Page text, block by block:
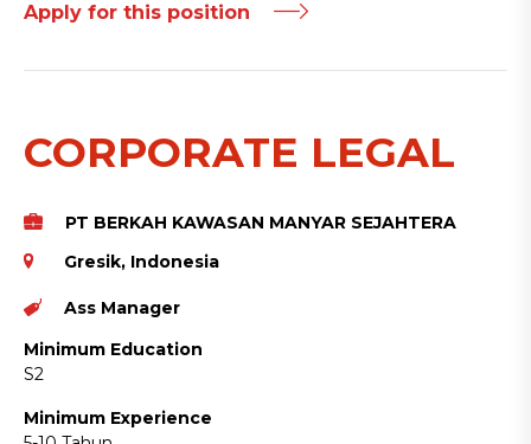
Apply for this position
CORPORATE LEGAL
PT BERKAH KAWASAN MANYAR SEJAHTERA
Gresik, Indonesia
Ass Manager
Minimum Education
S2
Minimum Experience